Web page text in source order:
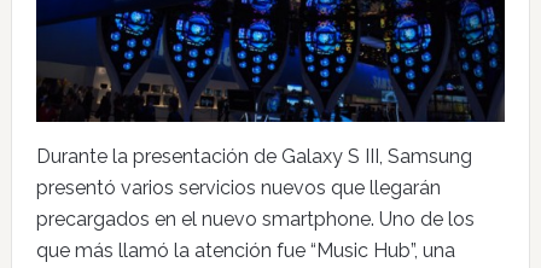
Durante la presentación de Galaxy S III, Samsung
presentó varios servicios nuevos que llegarán
precargados en el nuevo smartphone. Uno de los
que más llamó la atención fue “Music Hub”, una